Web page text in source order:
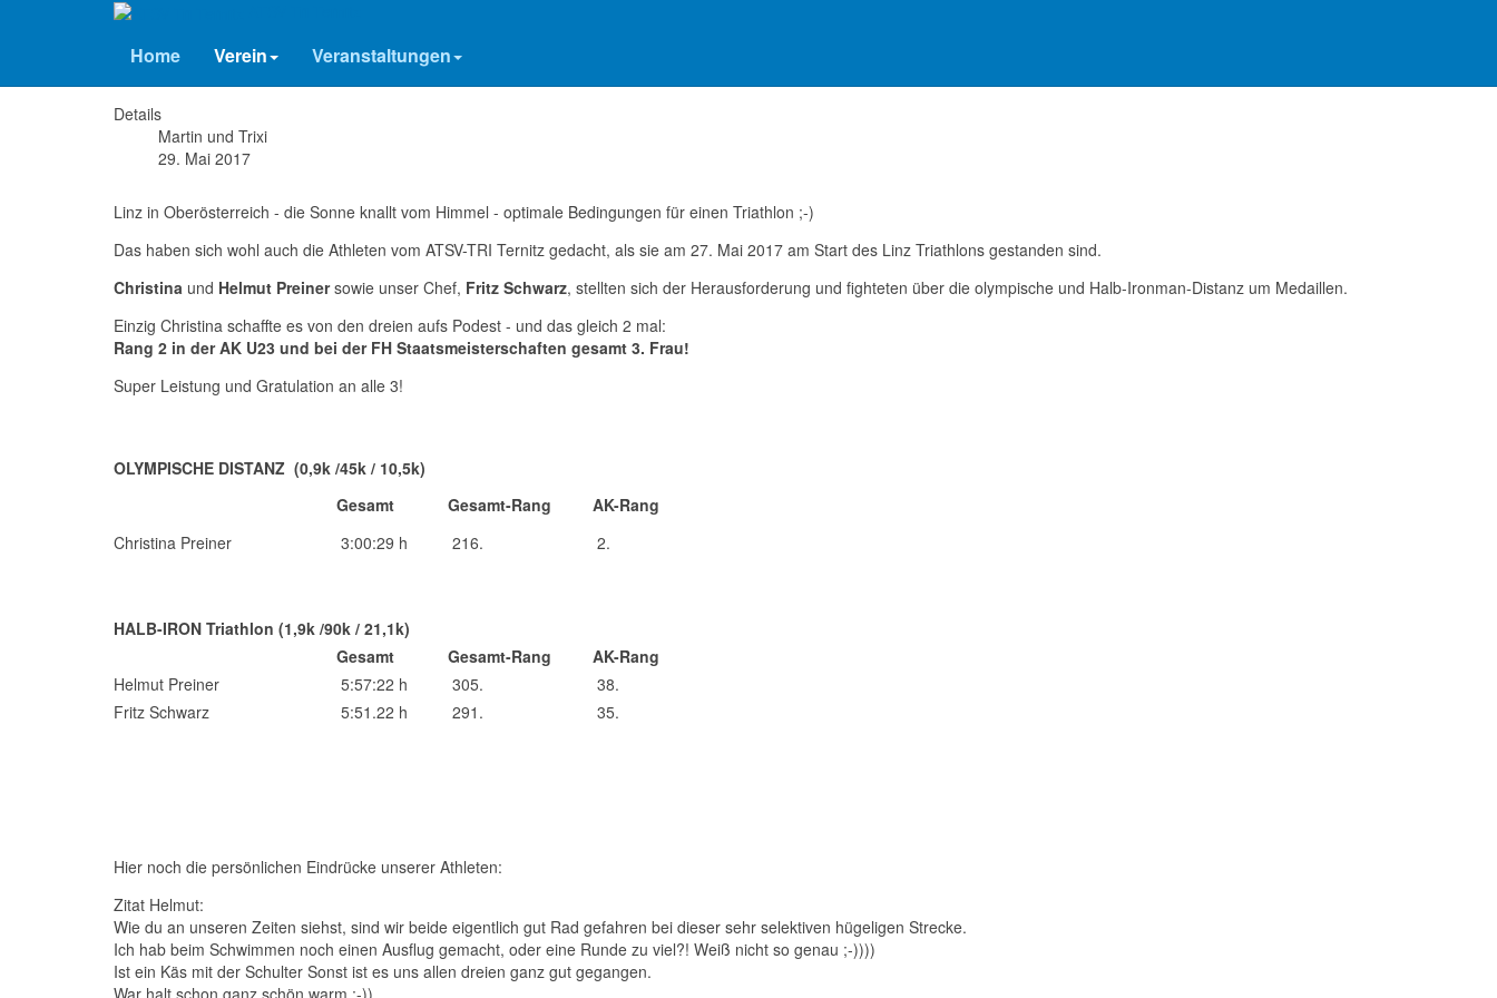
Home Verein Veranstaltungen
Linz - Triathlon 2017
Details
Martin und Trixi
29. Mai 2017
Linz in Oberösterreich - die Sonne knallt vom Himmel - optimale Bedingungen für einen Triathlon ;-)
Das haben sich wohl auch die Athleten vom ATSV-TRI Ternitz gedacht, als sie am 27. Mai 2017 am Start des Linz Triathlons gestanden sind.
Christina und Helmut Preinersowie unser Chef, Fritz Schwarz, stellten sich der Herausforderung und fighteten über die olympische und Halb-Ironman-Distanz um Medaillen.
Einzig Christina schaffte es von den dreien aufs Podest - und das gleich 2 mal:
Rang 2 in der AK U23 und bei der FH Staatsmeisterschaften gesamt 3. Frau!
Super Leistung und Gratulation an alle 3!
OLYMPISCHE DISTANZ (0,9k /45k / 10,5k)
Gesamt
Gesamt-Rang
AK-Rang
Christina Preiner
3:00:29 h 216. 2.
HALB-IRON Triathlon (1,9k /90k / 21,1k)
Gesamt
Gesamt-Rang
AK-Rang
Helmut Preiner
5:57:22 h 305.
38.
Fritz Schwarz
5:51.22 h 291. 35.
Hier noch die persönlichen Eindrücke unserer Athleten:
Zitat Helmut:
Wie du an unseren Zeiten siehst, sind wir beide eigentlich gut Rad gefahren bei dieser sehr selektiven hügeligen Strecke.
Ich hab beim Schwimmen noch einen Ausflug gemacht, oder eine Runde zu viel?! Weiß nicht so genau ;-))))
Ist ein Käs mit der Schulter Sonst ist es uns allen dreien ganz gut gegangen.
War halt schon ganz schön warm ;-))